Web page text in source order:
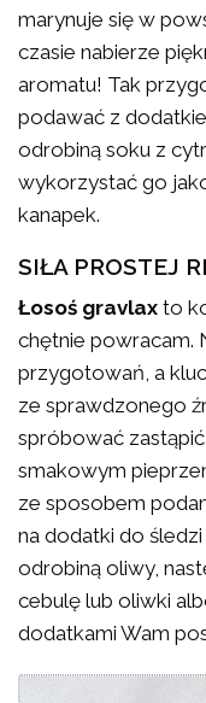
marynuje się w
czasie nabierze
aromatu! Tak
podawać z
odrobiną soku z
wykorzystać go
kanapek.
SIŁA PROSTEJ
Łosoś gravlaxto
chętnie powracam.
przygotowań, a
ze sprawdzonego
spróbować
smakowym
ze sposobem
na dodatki do
odrobiną oliwy,
cebulę lub oliwki
dodatkami Wam